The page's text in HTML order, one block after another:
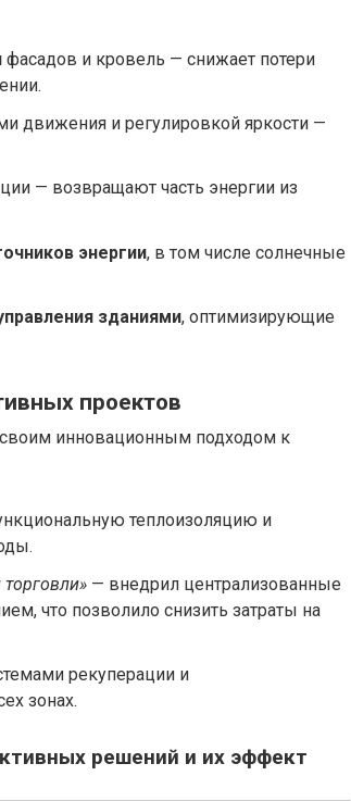
фасадов и кровель — снижает потери
движения и регулировкой яркости —
— возвращают часть энергии из
энергии, в том числе солнечные
зданиями, оптимизирующие
проектов
инновационным подходом к
теплоизоляцию и
— внедрил централизованные
что позволило снизить затраты на
рекуперации и
зонах.
решений и их эффект